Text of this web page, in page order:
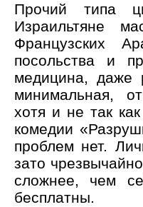
Прочий типа
Израильтяне
Французских
посольства и
медицина, даже
минимальная,
хотя и не так
комедии
проблем нет.
зато
сложнее, чем
бесплатны.